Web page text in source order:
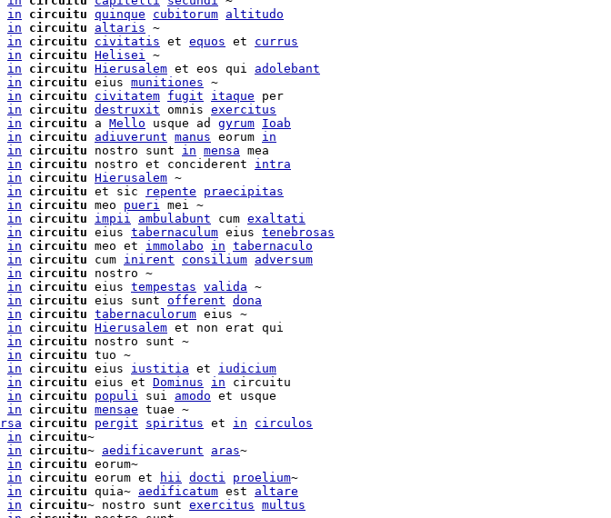
in circuitu quinque cubitorum altitudo
in circuitu altaris ~
in circuitu civitatis et equos et currus
in circuitu Helisei ~
in circuitu Hierusalem et eos qui adolebant
in circuitu eius munitiones
in circuitu civitatem fugit itaque per
in circuitu destruxit omnis exercitus
in circuitu a Mello usque ad gyrum Ioab
in circuitu adiuverunt manus eorum in
in circuitu nostro sunt in mensa mea
in circuitu nostro et conciderent intra
in circuitu Hierusalem ~
in circuitu et sic repente
praecipitas
in circuitu meo pueri mei ~
in circuitu impii ambulabunt cum exaltati
in circuitu eius tabernaculum eius tenebrosas
in circuitu meo et immolabo in tabernaculo
in circuitu cum inirent consilium adversum
in circuitu nostro ~
in circuitu eius tempestas valida ~
in circuitu eius sunt offerent dona
in circuitu tabernaculorum eius ~
in circuitu Hierusalem et non erat qui
in circuitu nostro sunt ~
in circuitu
in circuitu eius iustitia et iudicium
in circuitu eius et Dominus in circuitu
in circuitu populi sui amodo et usque
in circuitu mensae tuae ~
circuitu pergit spiritus et in
circulos
in circuitu~
in circuitu~ aedificaverunt aras~
in circuitu eorum~
in circuitu eorum et hii docti proelium~
in circuitu quia~ aedificatum est altare
in circuitu~ nostro sunt exercitus multus